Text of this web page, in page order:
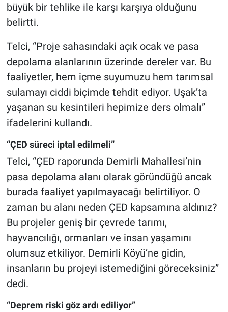
büyük bir tehlike ile karşı karşıya olduğunu
belirtti.
Telci, “Proje sahasındaki açık ocak ve pasa
depolama alanlarının üzerinde dereler var. Bu
faaliyetler, hem içme suyumuzu hem tarımsal
sulamayı ciddi biçimde tehdit ediyor. Uşak’ta
yaşanan su kesintileri hepimize ders olmalı”
ifadelerini kullandı.
“ÇED süreci iptal edilmeli”
Telci, “ÇED raporunda Demirli Mahallesi’nin
pasa depolama alanı olarak göründüğü ancak
burada faaliyet yapılmayacağı belirtiliyor. O
zaman bu alanı neden ÇED kapsamına aldınız?
Bu projeler geniş bir çevrede tarımı,
hayvancılığı, ormanları ve insan yaşamını
olumsuz etkiliyor. Demirli Köyü’ne gidin,
insanların bu projeyi istemediğini göreceksiniz”
dedi.
“Deprem riski göz ardı ediliyor”